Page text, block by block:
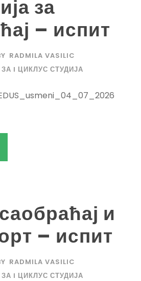
за
– испит
RADMILA VASILIC
I ЦИКЛУС СТУДИЈА
и
– испит
RADMILA VASILIC
I ЦИКЛУС СТУДИЈА